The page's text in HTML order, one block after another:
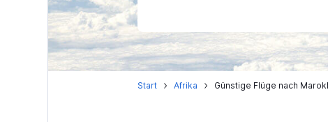
Start Afrika Günstige Flüge nach